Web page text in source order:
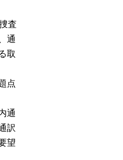
査
通
取
点
通
訳
望